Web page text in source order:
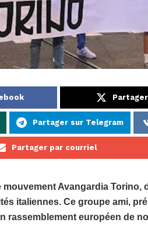
Partager sur Telegram
Partager par courriel
Avangardia Torino,
italiennes. Ce groupe ami,
rassemblement européen de